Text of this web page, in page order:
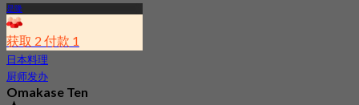
是隆
获取 2 付款 1
日本料理
厨师发办
Omakase Ten